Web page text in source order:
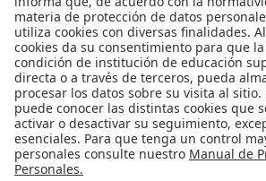
Publicado en
Noticias
Etiquetado bajo
becas convocatorias becas
Talento TI
Big Data
Leer más...